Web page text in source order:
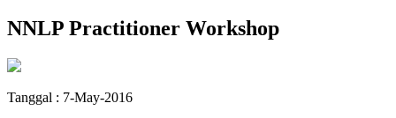
NNLP Practitioner Workshop
Tanggal : 7-May-2016